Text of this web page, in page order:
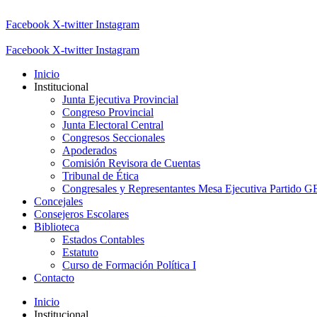
Facebook X-twitter Instagram
Facebook X-twitter Instagram
Inicio
Institucional
Junta Ejecutiva Provincial
Congreso Provincial
Junta Electoral Central
Congresos Seccionales
Apoderados
Comisión Revisora de Cuentas
Tribunal de Ética
Congresales y Representantes Mesa Ejecutiva Partido
Concejales
Consejeros Escolares
Biblioteca
Estados Contables
Estatuto
Curso de Formación Política I
Contacto
Inicio
Institucional